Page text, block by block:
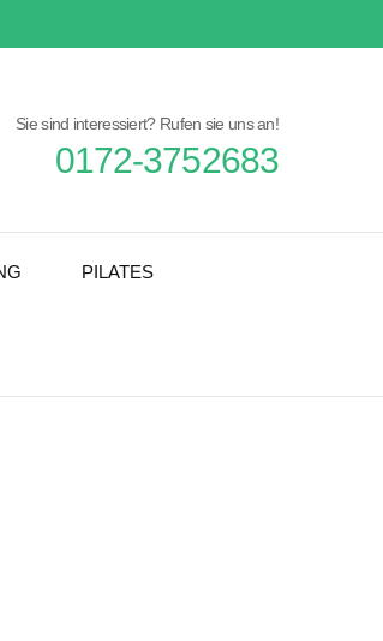
Sie sind interessiert? Rufen sie uns an!
0172-3752683
PILATES